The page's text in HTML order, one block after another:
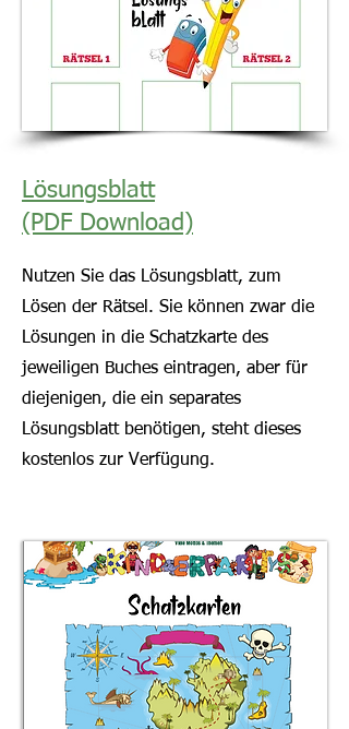
Lösungsblatt
(PDF Download)
Nutzen Sie das Lösungsblatt, zum
Lösen der Rätsel. Sie können zwar die
Lösungen in die Schatzkarte des
jeweiligen Buches eintragen, aber für
diejenigen, die ein separates
Lösungsblatt benötigen, steht dieses
kostenlos zur Verfügung.